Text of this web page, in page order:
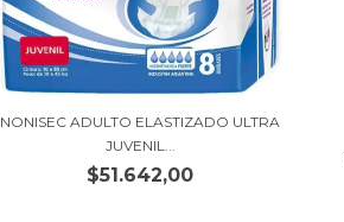
NONISEC ADULTO ELASTIZADO ULTRA
JUVENIL...
$51.642,00